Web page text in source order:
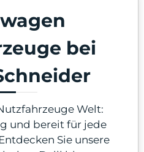
bei
Welt:
und bereit für jede
Sie unsere